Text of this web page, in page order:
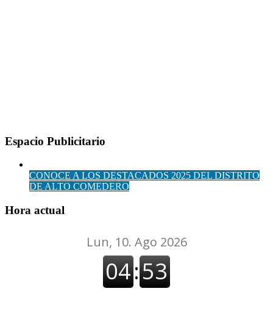
Espacio Publicitario
CONOCE A LOS DESTACADOS 2025 DEL DISTRITO
DE ALTO COMEDERO
Hora actual